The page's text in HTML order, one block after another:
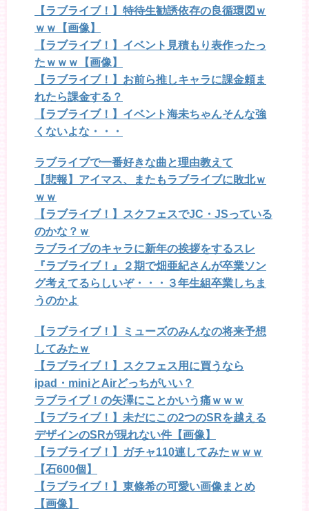
【ラブライブ！】特待生勧誘依存の良循環図ｗ
ｗｗ【画像】
【ラブライブ！】イベント見積もり表作ったっ
たｗｗｗ【画像】
【ラブライブ！】お前ら推しキャラに課金頼ま
れたら課金する？
【ラブライブ！】イベント海未ちゃんそんな強
くないよな・・・
ラブライブで一番好きな曲と理由教えて
【悲報】アイマス、またもラブライブに敗北ｗ
ｗｗ
【ラブライブ！】スクフェスでJC・JSっている
のかな？ｗ
ラブライブのキャラに新年の挨拶をするスレ
『ラブライブ！』２期で畑亜紀さんが卒業ソン
グ考えてるらしいぞ・・・３年生組卒業しちま
うのかよ
【ラブライブ！】ミューズのみんなの将来予想
してみたｗ
【ラブライブ！】スクフェス用に買うなら
ipad・miniとAirどっちがいい？
ラブライブ！の矢澤にことかいう痛ｗｗｗ
【ラブライブ！】未だにこの2つのSRを越える
デザインのSRが現れない件【画像】
【ラブライブ！】ガチャ110連してみたｗｗｗ
【石600個】
【ラブライブ！】東條希の可愛い画像まとめ
【画像】